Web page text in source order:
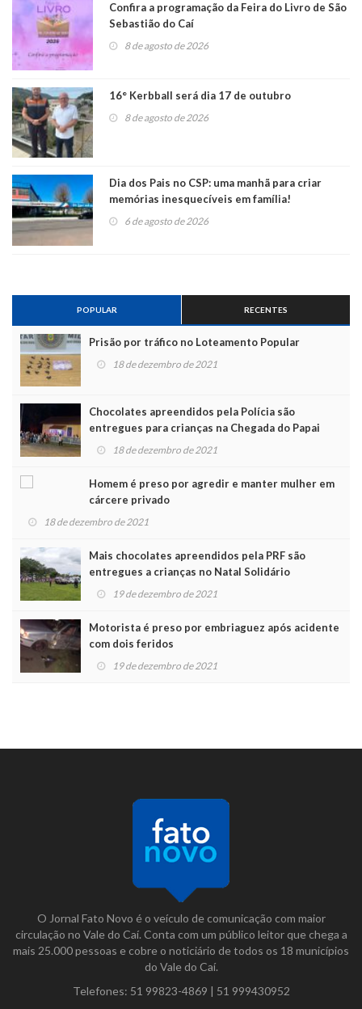
Confira a programação da Feira do Livro de São
Sebastião do Caí
8 de agosto de 2026
16° Kerbball será dia 17 de outubro
8 de agosto de 2026
Dia dos Pais no CSP: uma manhã para criar
memórias inesquecíveis em família!
6 de agosto de 2026
POPULAR RECENTES
Prisão por tráfico no Loteamento Popular
18 de dezembro de 2021
Chocolates apreendidos pela Polícia são
entregues para crianças na Chegada do Papai
Noel 18 de dezembro de 2021
Homem é preso por agredir e manter mulher em
cárcere privado
18 de dezembro de 2021
Mais chocolates apreendidos pela PRF são
entregues a crianças no Natal Solidário
19 de dezembro de 2021
Motorista é preso por embriaguez após acidente
com dois feridos
19 de dezembro de 2021
O Jornal Fato Novo é o veículo de comunicação com maior
circulação no Vale do Caí. Conta com um público leitor que chega a
mais 25.000 pessoas e cobre o noticiário de todos os 18 municípios
do Vale do Caí.
Telefones: 51 99823-4869 | 51 999430952